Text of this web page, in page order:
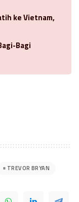
ke Vietnam,
Bagi
TREVOR BRYAN